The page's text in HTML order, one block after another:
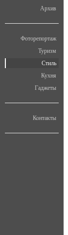
Архив
Фоторепортаж
Туризм
Стиль
Кухня
Гаджеты
Контакты